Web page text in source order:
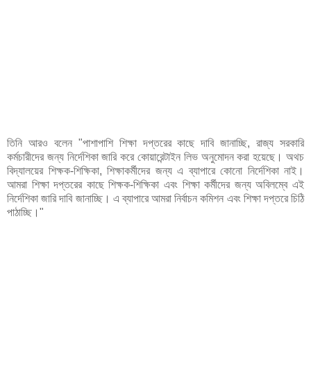
তিনি আরও বলেন "পাশাপাশি শিক্ষা দপ্তরের কাছে দাবি জানাচ্ছি, রাজ্য সরকারি
কর্মচারীদের জন্য নির্দেশিকা জারি করে কোয়ারেন্টাইন লিভ অনুমোদন করা হয়েছে। অথচ
বিদ্যালয়ের শিক্ষক-শিক্ষিকা, শিক্ষাকর্মীদের জন্য এ ব্যাপারে কোনো নির্দেশিকা নাই।
আমরা শিক্ষা দপ্তরের কাছে শিক্ষক-শিক্ষিকা এবং শিক্ষা কর্মীদের জন্য অবিলম্বে এই
নির্দেশিকা জারি দাবি জানাচ্ছি। এ ব্যাপারে আমরা নির্বাচন কমিশন এবং শিক্ষা দপ্তরে চিঠি
পাঠাচ্ছি।"